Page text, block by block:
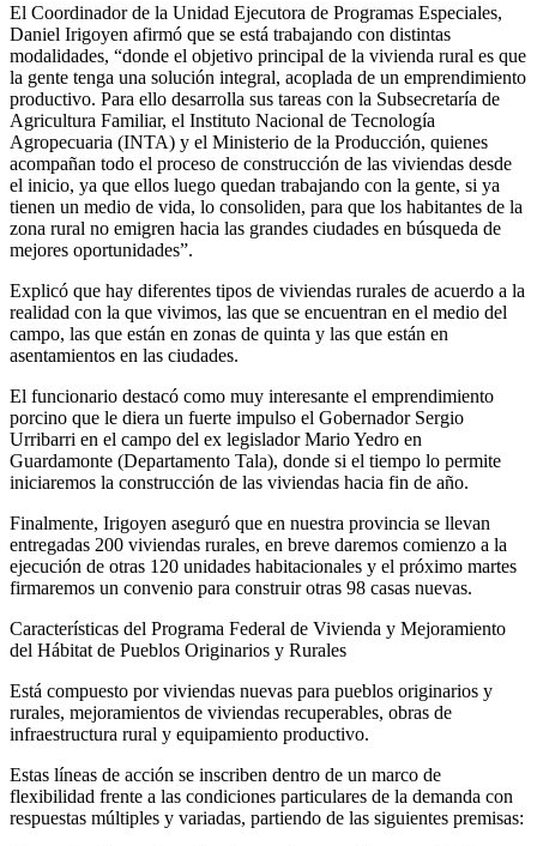
El Coordinador de la Unidad Ejecutora de Programas Especiales,
Daniel Irigoyen afirmó que se está trabajando con distintas
modalidades, “donde el objetivo principal de la vivienda rural es que
la gente tenga una solución integral, acoplada de un emprendimiento
productivo. Para ello desarrolla sus tareas con la Subsecretaría de
Agricultura Familiar, el Instituto Nacional de Tecnología
Agropecuaria (INTA) y el Ministerio de la Producción, quienes
acompañan todo el proceso de construcción de las viviendas desde
el inicio, ya que ellos luego quedan trabajando con la gente, si ya
tienen un medio de vida, lo consoliden, para que los habitantes de la
zona rural no emigren hacia las grandes ciudades en búsqueda de
mejores oportunidades”.
Explicó que hay diferentes tipos de viviendas rurales de acuerdo a la
realidad con la que vivimos, las que se encuentran en el medio del
campo, las que están en zonas de quinta y las que están en
asentamientos en las ciudades.
El funcionario destacó como muy interesante el emprendimiento
porcino que le diera un fuerte impulso el Gobernador Sergio
Urribarri en el campo del ex legislador Mario Yedro en
Guardamonte (Departamento Tala), donde si el tiempo lo permite
iniciaremos la construcción de las viviendas hacia fin de año.
Finalmente, Irigoyen aseguró que en nuestra provincia se llevan
entregadas 200 viviendas rurales, en breve daremos comienzo a la
ejecución de otras 120 unidades habitacionales y el próximo martes
firmaremos un convenio para construir otras 98 casas nuevas.
Características del Programa Federal de Vivienda y Mejoramiento
del Hábitat de Pueblos Originarios y Rurales
Está compuesto por viviendas nuevas para pueblos originarios y
rurales, mejoramientos de viviendas recuperables, obras de
infraestructura rural y equipamiento productivo.
Estas líneas de acción se inscriben dentro de un marco de
flexibilidad frente a las condiciones particulares de la demanda con
respuestas múltiples y variadas, partiendo de las siguientes premisas: